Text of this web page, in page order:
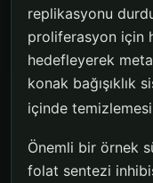
replikasyonu
proliferasyon için
hedefleyerek
konak bağışıklık
içinde
Önemli bir örnek
folat sentezi